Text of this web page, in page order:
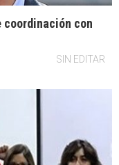
coordinación con
SIN EDITAR